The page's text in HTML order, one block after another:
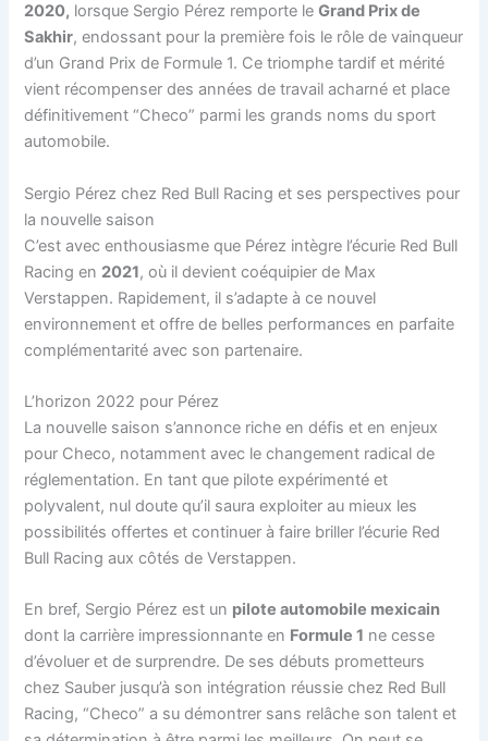
2020, lorsque Sergio Pérez remporte leGrand Prix de
Sakhir, endossant pour la première fois le rôle de vainqueur
d’un Grand Prix de Formule 1. Ce triomphe tardif et mérité
vient récompenser des années de travail acharné et place
définitivement “Checo” parmi les grands noms du sport
automobile.
Sergio Pérez chez Red Bull Racing et ses perspectives pour
la nouvelle saison
C’est avec enthousiasme que Pérez intègre l’écurie Red Bull
Racing en 2021, où il devient coéquipier de Max
Verstappen. Rapidement, il s’adapte à ce nouvel
environnement et offre de belles performances en parfaite
complémentarité avec son partenaire.
L’horizon 2022 pour Pérez
La nouvelle saison s’annonce riche en défis et en enjeux
pour Checo, notamment avec le changement radical de
réglementation. En tant que pilote expérimenté et
polyvalent, nul doute qu’il saura exploiter au mieux les
possibilités offertes et continuer à faire briller l’écurie Red
Bull Racing aux côtés de Verstappen.
En bref, Sergio Pérez est un pilote automobile mexicain
dont la carrière impressionnante en Formule 1 ne cesse
d’évoluer et de surprendre. De ses débuts prometteurs
chez Sauber jusqu’à son intégration réussie chez Red Bull
Racing, “Checo” a su démontrer sans relâche son talent et